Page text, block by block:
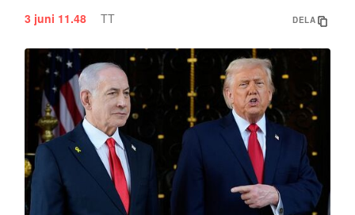
3 juni 11.48 TT DELA